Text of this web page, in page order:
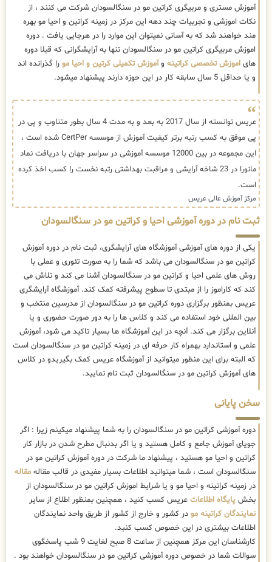
آموزش مستری و مربیگری کراتین مو در سنگالسودان شرکت می کنند ، از
نکات اموزشی و تجربیات چند دهه این مرکز در زمینه کراتین و احیا مو بهره
مند خواهند شد که به آسانی نمیتوان این موارد را در هرجایی یافت . دوره
اموزش مربیگری کراتین مو در سنگالسودان تنها به آرایشگرانی که قبلا دوره
های اموزش تخصصی کراتینه وآموزش تکمیلی کرتین و احیا مو را گذرانده اند
و یا حداقل 5 سال سابقه کار در این حوزه دارند پیشنهاد میشود.
عریس توانسته از سال 2017 به بعد و به مدت 4 سال بطور متناوب و پی در
پی موفق به کسب رتبه برتر کیفیت آموزش از موسسه CertPer شده است ،
این مجموعه در بین 12000 موسسه آموزشی در سراسر جهان با دریافت نماد
مانورا در 23 شاخه آرایشی و مراقبت بهداشتی رتبه نخست را کسب اخذ کرده
است.
مرکز آموزش عالی عریس
ثبت نام در دوره آموزشی احیا و کراتین مو در سنگالسودان
یکی از دوره های آموزشی آموزشگاه های آرایشگری، ثبت نام در دوره آموزش
کراتین مو در سنگالسودان می باشد که شما را به صورت تئوری و عملی با
روش های علمی احیا و کراتین مو در سنگالسودان آشنا می کند و تلاش می
کند که کاراموز را از مبتدی تا سطوح پیشرفته کمک کند. آموزشگاه آرایشگری
عریس بمنظور برگزاری دوره کراتین مو در سنگالسودان از مدرسین منتخب و
بین المللی خود استفاده می کند و کلاس ها را به دور صورت حضوری و یا
آنلاین برگزار می کند. آنچه در این آموزشگاه ها بسیار تاکید می شود، آموزش
علمی و استاندارد بهمراه کار حرفه ای در زمینه کراتین مو در سنگالسودان است
که البته برای این منظور میتوانید از آموزشگاه عریس کمک بگیریدو در کلاس
های آموزش کراتین مو در سنگالسودان ثبت نام نمایید.
سخن پایانی
دوره آموزشی کراتین مو در سنگالسودان را به شما پیشنهاد میکینم زیرا : اگر
جویای آموزش جامع و کامل هستید و یا اگر بدنبال مطرح شدن در بازار کار
کراتین و احیا مو هستید ، پیشنهاد ما شرکت در دوره آموزش کراتین مو در
سنگالسودان است ، شما میتوانید اطلاعات بسیار مفیدی در قالب مقاله مقاله
در زمینه کراتینه و احیا مو و یا شرایط اموزش کراتین مو در سنگالسودان از
بخش پایگاه اطلاعات عریس کسب کنید ، همچنین بمنظور اطلاع از سایر
نمایندگان کراتینه مو در کشور و خارج از کشور از طریق واحد نمایندگان
اطلاعات بیشتری در این خصوص کسب کنبد.
کارشناسان این مرکز همچنین از ساعت 8 صبح لغایت 9 شب پاسخگوی
سوالات شما در خصوص دوره آموزشی کراتین مو در سنگالسودان خواهند بود .